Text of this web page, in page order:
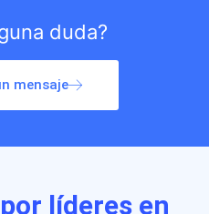
duda?
mensaje
líderes en